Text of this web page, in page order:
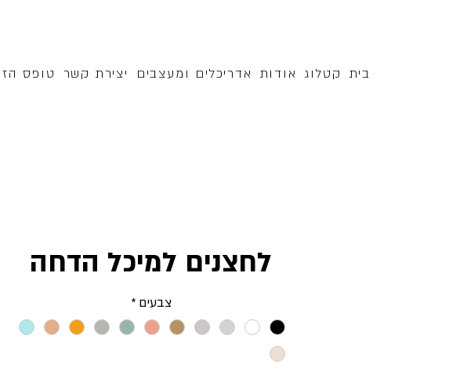
בית קטלוג אודות אדריכלים ומעצבים יצירת קשר טופס
לחצנים למיכל הדחה
צבעים *